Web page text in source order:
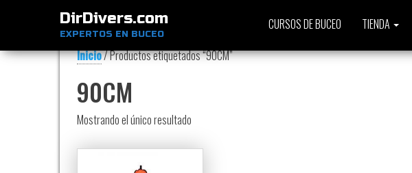
DirDivers.com
EXPERTOS EN BUCEO
CURSOS DE BUCEO TIENDA
Inicio/ Productos etiquetados “90CM”
90CM
Mostrando el único resultado